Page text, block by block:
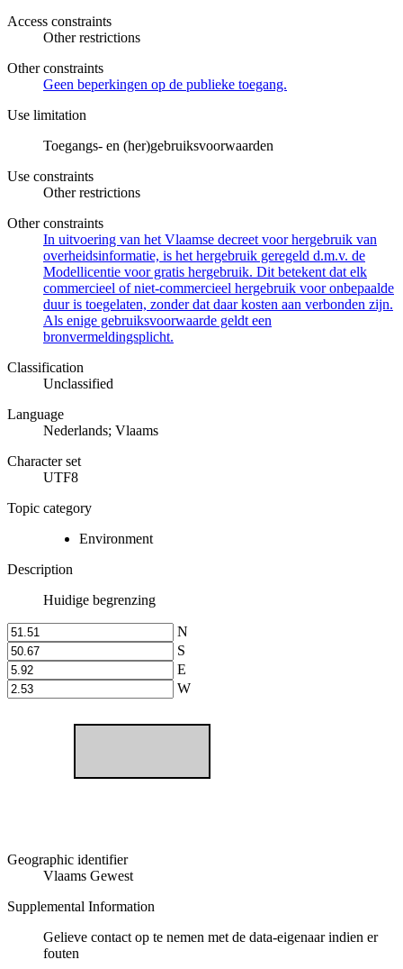
Access constraints
Other restrictions
Other constraints
Geen beperkingen op de publieke toegang.
Use limitation
Toegangs- en (her)gebruiksvoorwaarden
Use constraints
Other restrictions
Other constraints
In uitvoering van het Vlaamse decreet voor hergebruik van
overheidsinformatie, is het hergebruik geregeld d.m.v. de
Modellicentie voor gratis hergebruik. Dit betekent dat elk
commercieel of niet-commercieel hergebruik voor onbepaalde
duur is toegelaten, zonder dat daar kosten aan verbonden zijn.
Als enige gebruiksvoorwaarde geldt een
bronvermeldingsplicht.
Classification
Unclassified
Language
Nederlands; Vlaams
Character set
UTF8
Topic category
Environment
Description
Huidige begrenzing
N
S
E
W
Geographic identifier
Vlaams Gewest
Supplemental Information
Gelieve contact op te nemen met de data-eigenaar indien er
fouten